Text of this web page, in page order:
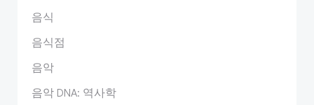
음식
음식점
음악
음악 DNA: 역사학